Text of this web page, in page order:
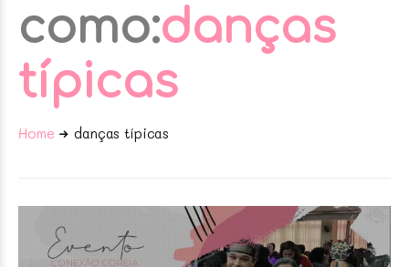
como:danças
típicas
Home danças típicas